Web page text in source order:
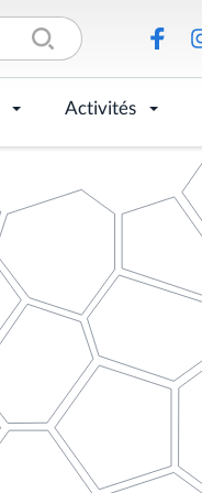
Activités